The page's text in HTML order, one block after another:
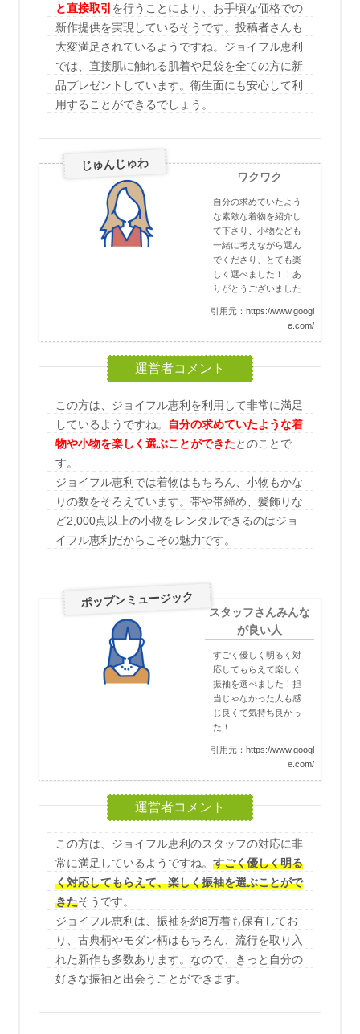
と直接取引 を行うことにより、お手頃な価格での
新作提供を実現しているそうです。投稿者さんも
大変満足されているようですね。ジョイフル恵利
では、直接肌に触れる肌着や足袋を全ての方に新
品プレゼントしています。衛生面にも安心して利
用することができるでしょう。
じゅんじゅわ
ワクワク
自分の求めていたよう
な素敵な着物を紹介し
て下さり、小物なども
一緒に考えながら選ん
でくださり、とても楽
しく選べました！！あ
りがとうございました
引用元： https://www.googl
e.com/
この方は、ジョイフル恵利を利用して非常に満足
しているようですね。
自分の求めていたような着
物や小物を楽しく選ぶことができたとのことで
す。
ジョイフル恵利では着物はもちろん、小物もかな
りの数をそろえています。帯や帯締め、髪飾りな
ど2,000点以上の小物をレンタルできるのはジョ
イフル恵利だからこその魅力です。
ポップンミュージック
スタッフさんみんな
が良い人
すごく優しく明るく対
応してもらえて楽しく
振袖を選べました！担
当じゃなかった人も感
じ良くて気持ち良かっ
た！
引用元： https://www.googl
e.com/
この方は、ジョイフル恵利のスタッフの対応に非
常に満足しているようですね。すごく優しく明る
く対応してもらえて、楽しく振袖を選ぶことがで
きたそうです。
ジョイフル恵利は、振袖を約8万着も保有してお
り、古典柄やモダン柄はもちろん、流行を取り入
れた新作も多数あります。なので、きっと自分の
好きな振袖と出会うことができます。